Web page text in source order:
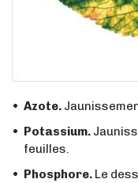
Azote.
Potassium.
feuilles.
Phosphore. Le